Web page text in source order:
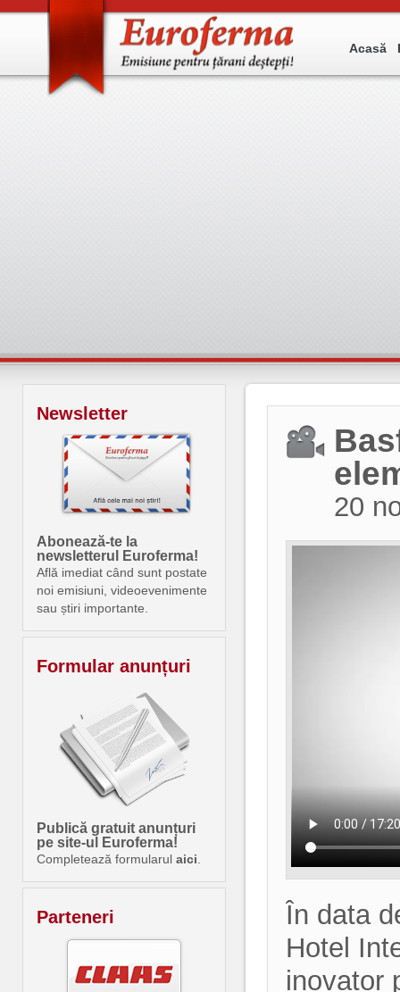
Acasă
Newsletter
Abonează-te la
newsletterul Euroferma!
Află imediat când sunt postate
noi emisiuni, videoevenimente
sau știri importante.
Formular anunțuri
Publică gratuit anunțuri
pe site-ul Euroferma!
Completează formularul aici
Parteneri
20
În data
Hotel
inovator